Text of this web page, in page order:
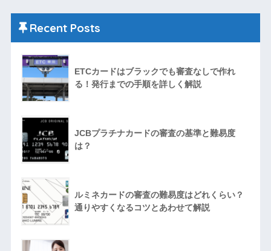
Recent Posts
ETCカードはブラックでも審査なしで作れ
る！発行までの手順を詳しく解説
JCBプラチナカードの審査の基準と難易度
は？
ルミネカードの審査の難易度はどれくらい？
通りやすくなるコツとあわせて解説